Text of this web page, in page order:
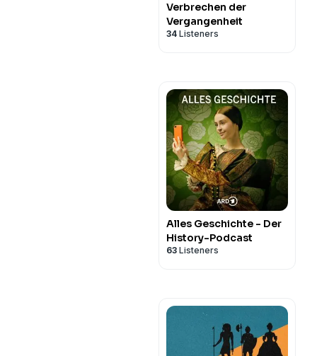
Verbrechen der
Vergangenheit
34 Listeners
Alles Geschichte - Der
History-Podcast
63 Listeners